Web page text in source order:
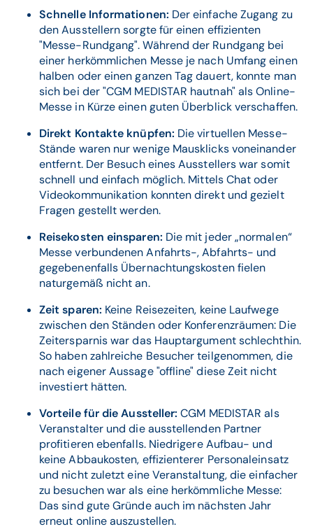
Schnelle Informationen: Der einfache Zugang zu
den Ausstellern sorgte für einen effizienten
"Messe-Rundgang". Während der Rundgang bei
einer herkömmlichen Messe je nach Umfang einen
halben oder einen ganzen Tag dauert, konnte man
sich bei der "CGM MEDISTAR hautnah" als Online-
Messe in Kürze einen guten Überblick verschaffen.
Direkt Kontakte knüpfen: Die virtuellen Messe-
Stände waren nur wenige Mausklicks voneinander
entfernt. Der Besuch eines Ausstellers war somit
schnell und einfach möglich. Mittels Chat oder
Videokommunikation konnten direkt und gezielt
Fragen gestellt werden.
Reisekosten einsparen: Die mit jeder „normalen“
Messe verbundenen Anfahrts-, Abfahrts- und
gegebenenfalls Übernachtungskosten fielen
naturgemäß nicht an.
Zeit sparen: Keine Reisezeiten, keine Laufwege
zwischen den Ständen oder Konferenzräumen: Die
Zeitersparnis war das Hauptargument schlechthin.
So haben zahlreiche Besucher teilgenommen, die
nach eigener Aussage "offline" diese Zeit nicht
investiert hätten.
Vorteile für die Aussteller: CGM MEDISTAR als
Veranstalter und die ausstellenden Partner
profitieren ebenfalls. Niedrigere Aufbau- und
keine Abbaukosten, effizienterer Personaleinsatz
und nicht zuletzt eine Veranstaltung, die einfacher
zu besuchen war als eine herkömmliche Messe:
Das sind gute Gründe auch im nächsten Jahr
erneut online auszustellen.